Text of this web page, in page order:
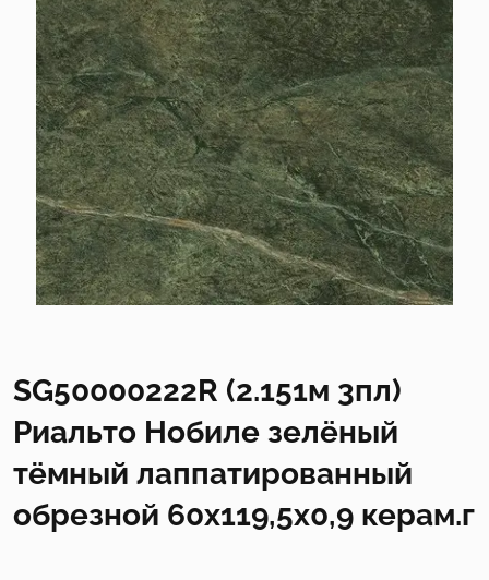
SG50000222R (2.151м 3пл)
Риальто Нобиле зелёный
тёмный лаппатированный
обрезной 60x119,5x0,9 керам.г